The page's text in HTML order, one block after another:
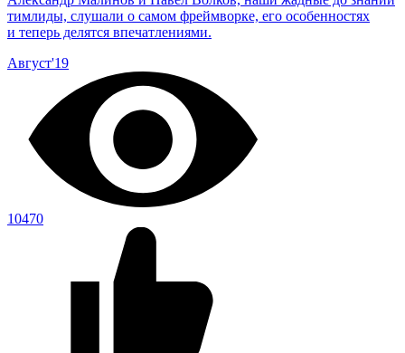
тимлиды, слушали о самом фреймворке, его особенностях
и теперь делятся впечатлениями.
Август'19
10470